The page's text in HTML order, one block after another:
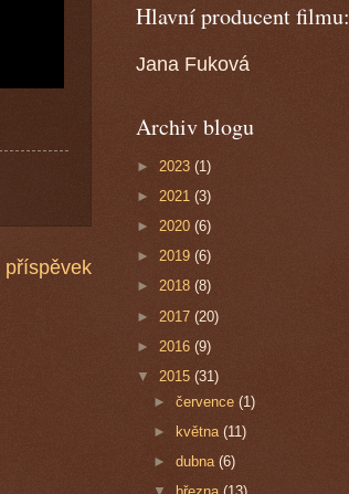
příspěvek
Hlavní producent filmu:
Jana Fuková
Archiv blogu
► 2023 (1)
► 2021 (3)
► 2020 (6)
► 2019 (6)
► 2018 (8)
► 2017 (20)
► 2016 (9)
▼ 2015 (31)
►července(1)
►
května(11)
►dubna(6)